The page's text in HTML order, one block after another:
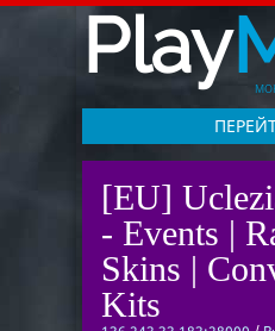
Play
[EU]
- Events |
Skins |
Kits